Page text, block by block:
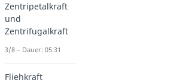
Zentripetalkraft
und
Zentrifugalkraft
3/8 – Dauer: 05:31
Fliehkraft